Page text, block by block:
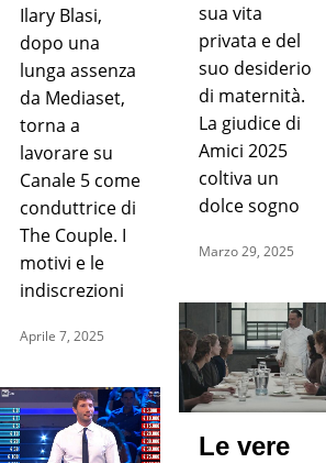
Ilary Blasi,
dopo una
lunga assenza
da Mediaset,
torna a
lavorare su
Canale 5 come
conduttrice di
The Couple. I
motivi e le
indiscrezioni
Aprile 7, 2025
sua vita
privata e del
suo desiderio
di maternità.
La giudice di
Amici 2025
coltiva un
dolce sogno
Marzo 29, 2025
Le vere